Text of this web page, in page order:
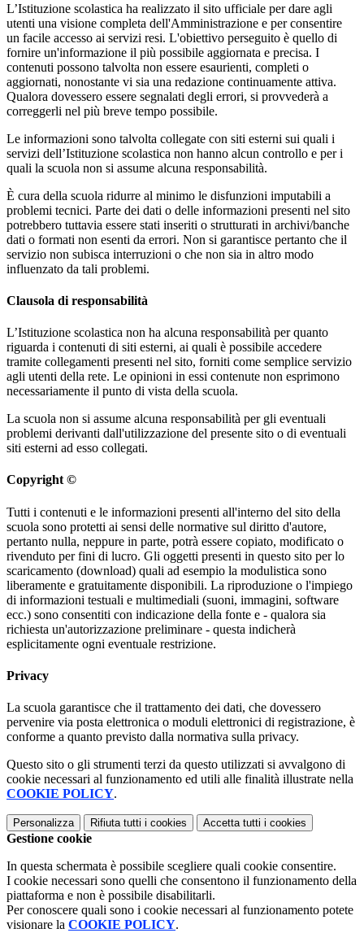
L’Istituzione scolastica ha realizzato il sito ufficiale per dare agli
utenti una visione completa dell'Amministrazione e per consentire
un facile accesso ai servizi resi. L'obiettivo perseguito è quello di
fornire un'informazione il più possibile aggiornata e precisa. I
contenuti possono talvolta non essere esaurienti, completi o
aggiornati, nonostante vi sia una redazione continuamente attiva.
Qualora dovessero essere segnalati degli errori, si provvederà a
correggerli nel più breve tempo possibile.
Le informazioni sono talvolta collegate con siti esterni sui quali i
servizi dell’Istituzione scolastica non hanno alcun controllo e per i
quali la scuola non si assume alcuna responsabilità.
È cura della scuola ridurre al minimo le disfunzioni imputabili a
problemi tecnici. Parte dei dati o delle informazioni presenti nel sito
potrebbero tuttavia essere stati inseriti o strutturati in archivi/banche
dati o formati non esenti da errori. Non si garantisce pertanto che il
servizio non subisca interruzioni o che non sia in altro modo
influenzato da tali problemi.
Clausola di responsabilità
L’Istituzione scolastica non ha alcuna responsabilità per quanto
riguarda i contenuti di siti esterni, ai quali è possibile accedere
tramite collegamenti presenti nel sito, forniti come semplice servizio
agli utenti della rete. Le opinioni in essi contenute non esprimono
necessariamente il punto di vista della scuola.
La scuola non si assume alcuna responsabilità per gli eventuali
problemi derivanti dall'utilizzazione del presente sito o di eventuali
siti esterni ad esso collegati.
Copyright ©
Tutti i contenuti e le informazioni presenti all'interno del sito della
scuola sono protetti ai sensi delle normative sul diritto d'autore,
pertanto nulla, neppure in parte, potrà essere copiato, modificato o
rivenduto per fini di lucro. Gli oggetti presenti in questo sito per lo
scaricamento (download) quali ad esempio la modulistica sono
liberamente e gratuitamente disponibili. La riproduzione o l'impiego
di informazioni testuali e multimediali (suoni, immagini, software
ecc.) sono consentiti con indicazione della fonte e - qualora sia
richiesta un'autorizzazione preliminare - questa indicherà
esplicitamente ogni eventuale restrizione.
Privacy
La scuola garantisce che il trattamento dei dati, che dovessero
pervenire via posta elettronica o moduli elettronici di registrazione, è
conforme a quanto previsto dalla normativa sulla privacy.
Questo sito o gli strumenti terzi da questo utilizzati si avvalgono di
cookie necessari al funzionamento ed utili alle finalità illustrate nella
COOKIE POLICY.
Personalizza Rifiuta tutti i cookies Accetta tutti i cookies
Gestione cookie
In questa schermata è possibile scegliere quali cookie consentire.
I cookie necessari sono quelli che consentono il funzionamento della
piattaforma e non è possibile disabilitarli.
Per conoscere quali sono i cookie necessari al funzionamento potete
visionare la COOKIE POLICY.